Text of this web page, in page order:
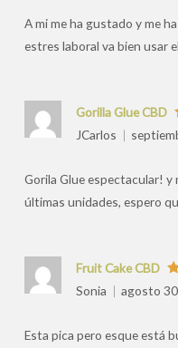
A mi me ha gustado y me
estres laboral va bien usar
Gorilla Glue CBD
JCarlos
Gorila Glue espectacular! y
últimas unidades, espero
Fruit Cake CBD
Sonia
agosto
Esta pica pero esque está